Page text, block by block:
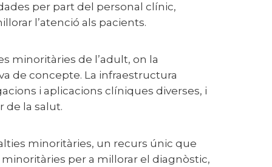
per part del personal clínic,
l’atenció als pacients.
de concepte. La infraestructura
i aplicacions clíniques diverses, i
de la salut.
minoritàries, un recurs únic que
per a millorar el diagnòstic,